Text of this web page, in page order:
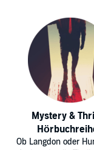
Mystery &
Ob Langdon oder